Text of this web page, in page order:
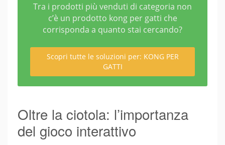
Tra i prodotti più venduti di categoria non
c’è un prodotto kong per gatti che
corrisponda a quanto stai cercando?
Scopri tutte le soluzioni per: KONG PER
GATTI
Oltre la ciotola: l’importanza
del gioco interattivo